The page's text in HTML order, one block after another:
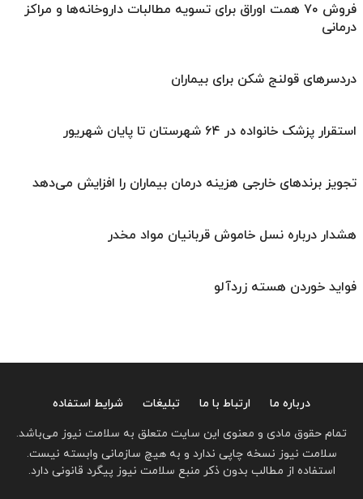
فروش ۷۰ همت اوراق برای تسویه مطالبات داروخانه‌ها و مراکز
درمانی
دردسرهای قولنج شکن برای بیماران
استقرار پزشک خانواده در ۶۴ شهرستان تا پایان شهریور
تجویز برندهای خارجی هزینه درمان بیماران را افزایش می‌دهد
هشدار درباره نسل خاموش قربانیان مواد مخدر
فواید خوردن هسته زردآلو
درباره ما ارتباط با ما تبلیغات
شرایط استفاده
تمام حقوق مادی و معنوی این سایت متعلق به سلامت نیوز می‌باشد.
سلامت نیوز نسخه چاپی ندارد و به هیچ سازمانی وابسته نیست.
استفاده از مطالب بدون ذکر منبع سلامت نیوز پیگرد قانونی دارد.